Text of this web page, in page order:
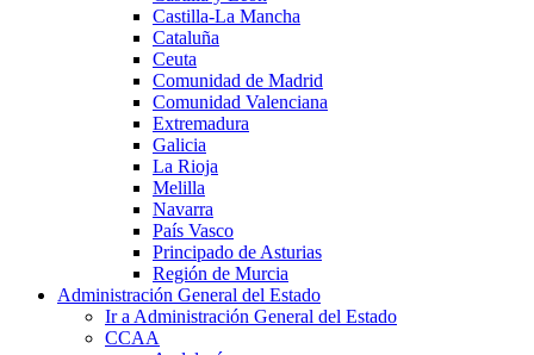
Castilla-La Mancha
Cataluña
Ceuta
Comunidad de Madrid
Comunidad Valenciana
Extremadura
Galicia
La Rioja
Melilla
Navarra
País Vasco
Principado de Asturias
Región de Murcia
Administración General del Estado
Ir a Administración General del Estado
CCAA